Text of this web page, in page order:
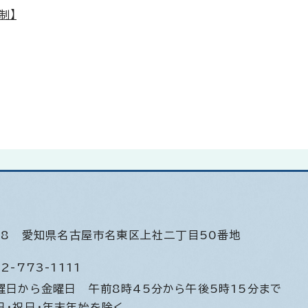
愛知県名古屋市名東区上社二丁目50番地
773-1111
日から金曜日 午前8時45分から午後5時15分まで